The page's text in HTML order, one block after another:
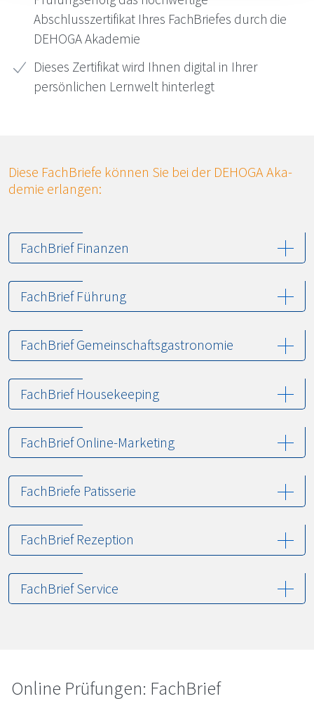
Abschlusszertifikat Ihres FachBriefes durch die
DEHOGAAkademie
Dieses Zertifikat wird Ihnen digital in Ihrer
persönlichen Lernwelt hinterlegt
Die­se Fach­Brie­fe kön­nen Sie bei der DE­HO­GA Aka­
de­mie er­lan­gen:
FachBrief Finanzen
FachBrief Führung
FachBrief Gemeinschaftsgastronomie
FachBrief Housekeeping
FachBrief Online-Marketing
FachBriefe Patisserie
FachBrief Rezeption
FachBrief Service
Online Prüfungen: FachBrief